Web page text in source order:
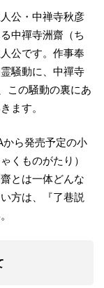
公・中禅寺秋彦
中禪寺洲齋（ち
公です。作事奉
騒動に、中禪寺
この騒動の裏にあ
ます。
から発売予定の小
くものがたり）
とは一体どんな
方は、『了巷説